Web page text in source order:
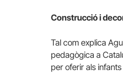
Construcció i
Tal com explica
pedagògica a
per oferir als